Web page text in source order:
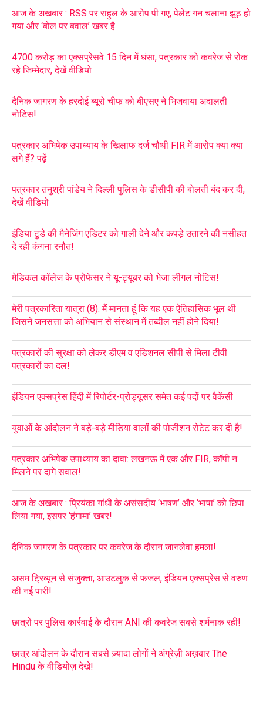
आज के अखबार : RSS पर राहुल के आरोप पी गए, पेलेट गन चलाना झूठ हो
गया और ‘बोल पर बवाल’ खबर है
4700 करोड़ का एक्सप्रेसवे 15 दिन में धंसा, पत्रकार को कवरेज से रोक
रहे जिम्मेदार, देखें वीडियो
दैनिक जागरण के हरदोई ब्यूरो चीफ को बीएसए ने भिजवाया अदालती
नोटिस!
पत्रकार अभिषेक उपाध्याय के खिलाफ दर्ज चौथी FIR में आरोप क्या क्या
लगे हैं? पढ़ें
पत्रकार तनुश्री पांडेय ने दिल्ली पुलिस के डीसीपी की बोलती बंद कर दी,
देखें वीडियो
इंडिया टुडे की मैनेजिंग एडिटर को गाली देने और कपड़े उतारने की नसीहत
दे रही कंगना रनौत!
मेडिकल कॉलेज के प्रोफेसर ने यू-ट्यूबर को भेजा लीगल नोटिस!
मेरी पत्रकारिता यात्रा (8): मैं मानता हूं कि यह एक ऐतिहासिक भूल थी
जिसने जनसत्ता को अभियान से संस्थान में तब्दील नहीं होने दिया!
पत्रकारों की सुरक्षा को लेकर डीएम व एडिशनल सीपी से मिला टीवी
पत्रकारों का दल!
इंडियन एक्सप्रेस हिंदी में रिपोर्टर-प्रोड्यूसर समेत कई पदों पर वैकेंसी
युवाओं के आंदोलन ने बड़े-बड़े मीडिया वालों की पोजीशन रोटेट कर दी है!
पत्रकार अभिषेक उपाध्याय का दावा: लखनऊ में एक और FIR, कॉपी न
मिलने पर दागे सवाल!
आज के अखबार : प्रियंका गांधी के असंसदीय ‘भाषण’ और ‘भाषा’ को छिपा
लिया गया, इसपर ‘हंगामा’ खबर!
दैनिक जागरण के पत्रकार पर कवरेज के दौरान जानलेवा हमला!
असम ट्रिब्यून से संजुक्ता, आउटलुक से फजल, इंडियन एक्सप्रेस से वरुण
की नई पारी!
छात्रों पर पुलिस कार्रवाई के दौरान ANI की कवरेज सबसे शर्मनाक रही!
छात्र आंदोलन के दौरान सबसे ज़्यादा लोगों ने अंग्रेज़ी अख़बार The
Hindu के वीडियोज़ देखे!